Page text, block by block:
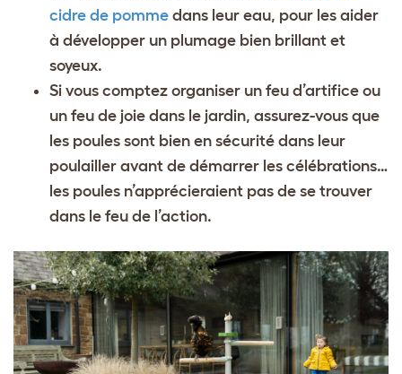
cidre de pomme dans leur eau, pour les aider
à développer un plumage bien brillant et
soyeux.
Si vous comptez organiser un feu d’artifice ou
un feu de joie dans le jardin, assurez-vous que
les poules sont bien en sécurité dans leur
poulailler avant de démarrer les célébrations…
les poules n’apprécieraient pas de se trouver
dans le feu de l’action.